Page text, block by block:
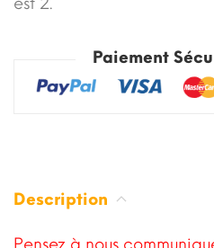
Paiement
Description